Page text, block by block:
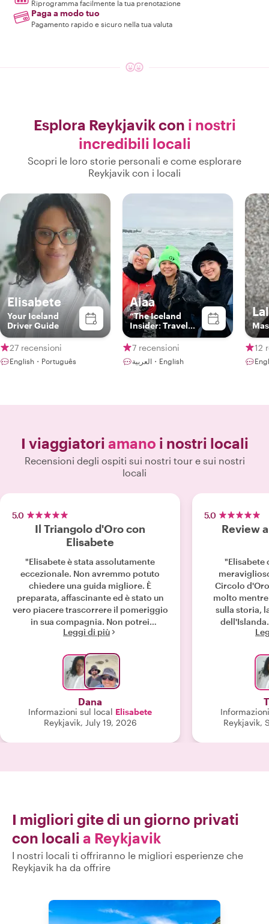
Riprogramma facilmente la tua prenotazione
Paga a modo tuo
Pagamento rapido e sicuro nella tua valuta
Esplora Reykjavik con i nostri
incredibili locali
Scopri le loro storie personali e come esplorare
Reykjavik con i locali
Elisabete
Your Iceland
Driver Guide
27 recensioni
English・Português
Alaa
“The Iceland
Insider: Travel
Beyond
Ordinary"
7 recensioni
العربية・English
12
I viaggiatori amano i nostri locali
Recensioni degli ospiti sui nostri tour e sui nostri
locali
5.0
Il Triangolo d'Oro con
Elisabete
"Elisabete è stata assolutamente
eccezionale. Non avremmo potuto
chiedere una guida migliore. È
preparata, affascinante ed è stato un
vero piacere trascorrere il pomeriggio
in sua compagnia. Non potrei
raccomandarla più caldamente."
Leggi di più
Dana
Informazioni sul local Elisabete
Reykjavik, July 19, 2026
5.0
Review
"Elisabete
Circolo
molto
sulla storia,
brillante ed
Reykjavik,
I migliori gite di un giorno privati
con locali a Reykjavik
I nostri locali ti offriranno le migliori esperienze che
Reykjavik ha da offrire